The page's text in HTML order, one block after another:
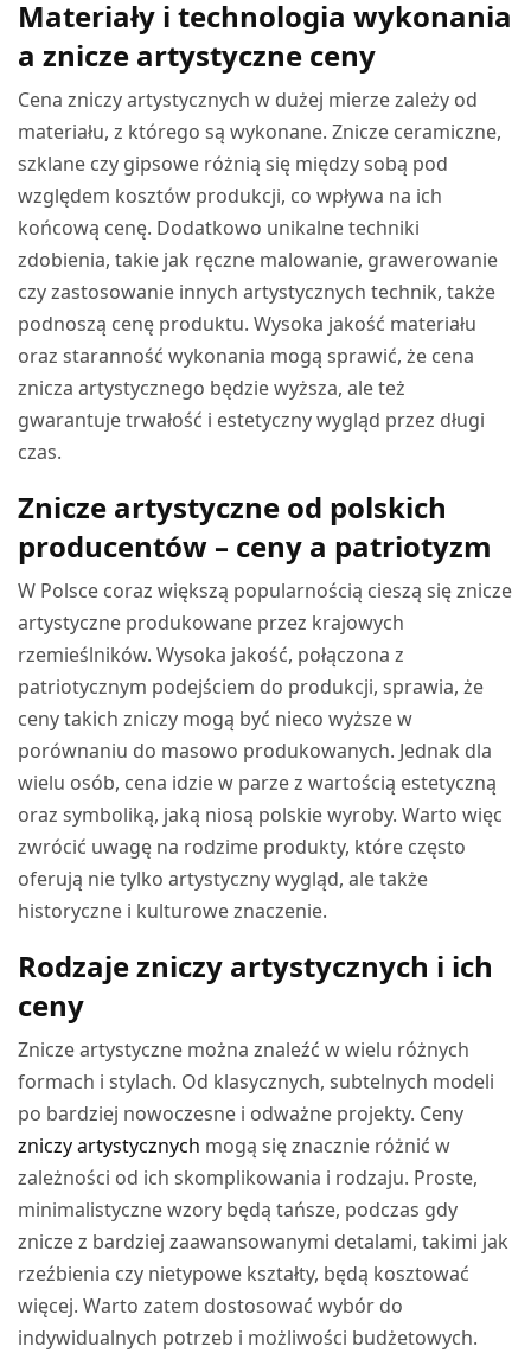
Materiały i technologia wykonania
a znicze artystyczne ceny
Cena zniczy artystycznych w dużej mierze zależy od
materiału, z którego są wykonane. Znicze ceramiczne,
szklane czy gipsowe różnią się między sobą pod
względem kosztów produkcji, co wpływa na ich
końcową cenę. Dodatkowo unikalne techniki
zdobienia, takie jak ręczne malowanie, grawerowanie
czy zastosowanie innych artystycznych technik, także
podnoszą cenę produktu. Wysoka jakość materiału
oraz staranność wykonania mogą sprawić, że cena
znicza artystycznego będzie wyższa, ale też
gwarantuje trwałość i estetyczny wygląd przez długi
czas.
Znicze artystyczne od polskich
producentów – ceny a patriotyzm
W Polsce coraz większą popularnością cieszą się znicze
artystyczne produkowane przez krajowych
rzemieślników. Wysoka jakość, połączona z
patriotycznym podejściem do produkcji, sprawia, że
ceny takich zniczy mogą być nieco wyższe w
porównaniu do masowo produkowanych. Jednak dla
wielu osób, cena idzie w parze z wartością estetyczną
oraz symboliką, jaką niosą polskie wyroby. Warto więc
zwrócić uwagę na rodzime produkty, które często
oferują nie tylko artystyczny wygląd, ale także
historyczne i kulturowe znaczenie.
Rodzaje zniczy artystycznych i ich
ceny
Znicze artystyczne można znaleźć w wielu różnych
formach i stylach. Od klasycznych, subtelnych modeli
po bardziej nowoczesne i odważne projekty. Ceny
zniczy artystycznych mogą się znacznie różnić w
zależności od ich skomplikowania i rodzaju. Proste,
minimalistyczne wzory będą tańsze, podczas gdy
znicze z bardziej zaawansowanymi detalami, takimi jak
rzeźbienia czy nietypowe kształty, będą kosztować
więcej. Warto zatem dostosować wybór do
indywidualnych potrzeb i możliwości budżetowych.